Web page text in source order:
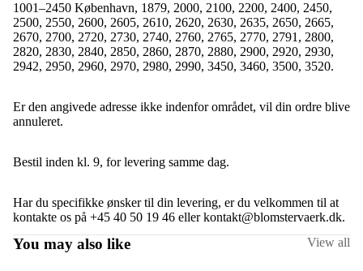
1001–2450 København, 1879, 2000, 2100, 2200, 2400, 2450,
2500, 2550, 2600, 2605, 2610, 2620, 2630, 2635, 2650, 2665,
2670, 2700, 2720, 2730, 2740, 2760, 2765, 2770, 2791, 2800,
2820, 2830, 2840, 2850, 2860, 2870, 2880, 2900, 2920, 2930,
2942, 2950, 2960, 2970, 2980, 2990, 3450, 3460, 3500, 3520.
Er den angivede adresse ikke indenfor området, vil din ordre blive
annuleret.
Bestil inden kl. 9, for levering samme dag.
Har du specifikke ønsker til din levering, er du velkommen til at
kontakte os på +45 40 50 19 46 eller kontakt@blomstervaerk.dk.
You may also like View all